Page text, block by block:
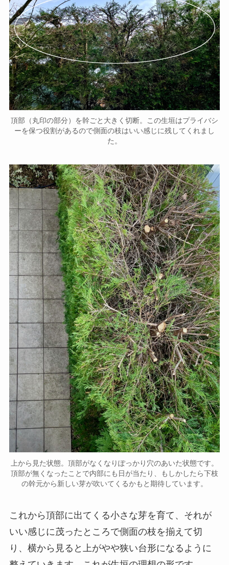
頂部（丸印の部分）を幹ごと大きく切断。この生垣はプライバシ
ーを保つ役割があるので側面の枝はいい感じに残してくれまし
た。
上から見た状態。頂部がなくなりぽっかり穴のあいた状態です。
頂部が無くなったことで内部にも日が当たり、もしかしたら下枝
の幹元から新しい芽が吹いてくるかもと期待しています。
これから頂部に出てくる小さな芽を育て、それが
いい感じに茂ったところで側面の枝を揃えて切
り、横から見ると上がやや狭い台形になるように